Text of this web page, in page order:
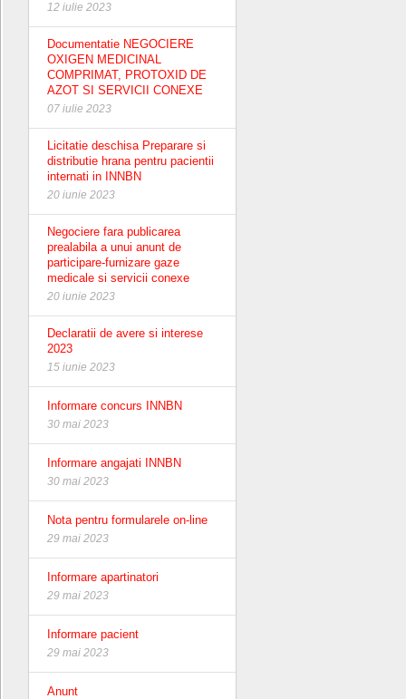
12 iulie 2023
Documentatie NEGOCIERE
OXIGEN MEDICINAL
COMPRIMAT, PROTOXID DE
AZOT SI SERVICII CONEXE
07 iulie 2023
Licitatie deschisa Preparare si
distributie hrana pentru pacientii
internati in INNBN
20 iunie 2023
Negociere fara publicarea
prealabila a unui anunt de
participare-furnizare gaze
medicale si servicii conexe
20 iunie 2023
Declaratii de avere si interese
2023
15 iunie 2023
Informare concurs INNBN
30 mai 2023
Informare angajati INNBN
30 mai 2023
Nota pentru formularele on-line
29 mai 2023
Informare apartinatori
29 mai 2023
Informare pacient
29 mai 2023
Anunt